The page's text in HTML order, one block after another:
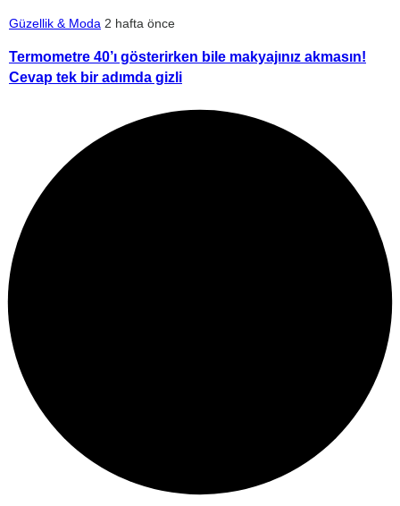
Güzellik & Moda 2 hafta önce
Termometre 40’ı gösterirken bile makyajınız akmasın!
Cevap tek bir adımda gizli